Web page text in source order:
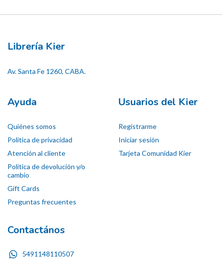
Librería Kier
Av. Santa Fe 1260, CABA.
Ayuda
Quiénes somos
Política de privacidad
Atención al cliente
Política de devolución y/o
cambio
Gift Cards
Preguntas frecuentes
Usuarios del Kier
Registrarme
Iniciar sesión
Tarjeta Comunidad Kier
Contactános
5491148110507